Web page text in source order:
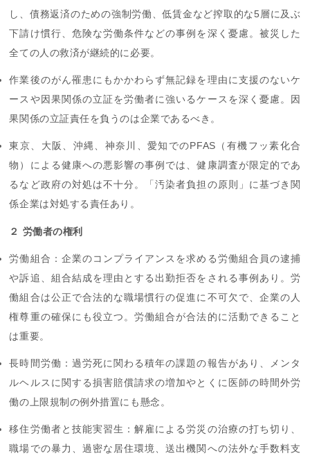
し、債務返済のための強制労働、低賃金など搾取的な5層に及ぶ
下請け慣行、危険な労働条件などの事例を深く憂慮。被災した
全ての人の救済が継続的に必要。
作業後のがん罹患にもかかわらず無記録を理由に支援のないケ
ースや因果関係の立証を労働者に強いるケースを深く憂慮。因
果関係の立証責任を負うのは企業であるべき。
東京、大阪、沖縄、神奈川、愛知でのPFAS（有機フッ素化合
物）による健康への悪影響の事例では、健康調査が限定的であ
るなど政府の対処は不十分。「汚染者負担の原則」に基づき関
係企業は対処する責任あり。
２ 労働者の権利
労働組合：企業のコンプライアンスを求める労働組合員の逮捕
や訴追、組合結成を理由とする出勤拒否をされる事例あり。労
働組合は公正で合法的な職場慣行の促進に不可欠で、企業の人
権尊重の確保にも役立つ。労働組合が合法的に活動できること
は重要。
長時間労働：過労死に関わる積年の課題の報告があり、メンタ
ルヘルスに関する損害賠償請求の増加やとくに医師の時間外労
働の上限規制の例外措置にも懸念。
移住労働者と技能実習生：解雇による労災の治療の打ち切り、
職場での暴力、過密な居住環境、送出機関への法外な手数料支